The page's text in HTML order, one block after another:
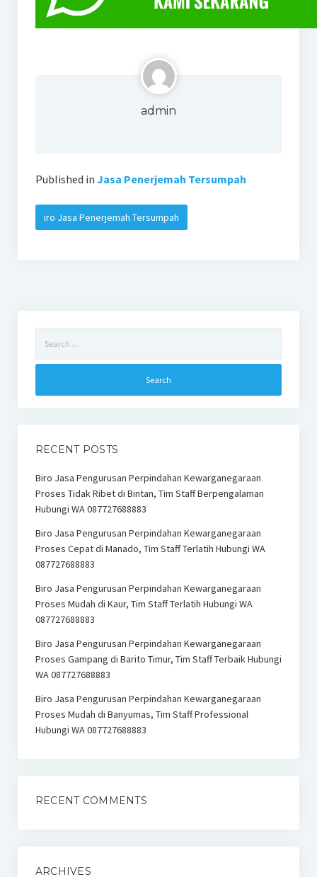
admin
Published in Jasa Penerjemah Tersumpah
iro Jasa Penerjemah Tersumpah
for:
RECENT POSTS
Biro Jasa Pengurusan Perpindahan Kewarganegaraan
Proses Tidak Ribet di Bintan, Tim Staff Berpengalaman
Hubungi WA 087727688883
Biro Jasa Pengurusan Perpindahan Kewarganegaraan
Proses Cepat di Manado, Tim Staff Terlatih Hubungi WA
087727688883
Biro Jasa Pengurusan Perpindahan Kewarganegaraan
Proses Mudah di Kaur, Tim Staff Terlatih Hubungi WA
087727688883
Biro Jasa Pengurusan Perpindahan Kewarganegaraan
Proses Gampang di Barito Timur, Tim Staff Terbaik Hubungi
WA 087727688883
Biro Jasa Pengurusan Perpindahan Kewarganegaraan
Proses Mudah di Banyumas, Tim Staff Professional
Hubungi WA 087727688883
RECENT COMMENTS
ARCHIVES